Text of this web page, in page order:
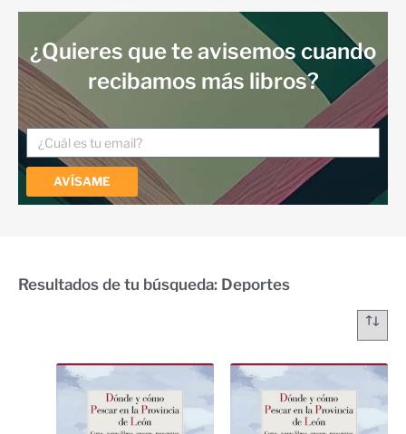
¿Quieres que te avisemos cuando
recibamos más libros?
AVÍSAME
Resultados de tu búsqueda: Deportes